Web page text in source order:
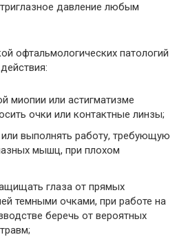
давление любым
офтальмологических патологий
миопии или астигматизме
очки или контактные линзы;
или выполнять работу, требующую
мышц, при плохом
глаза от прямых
темными очками, при работе на
беречь от вероятных